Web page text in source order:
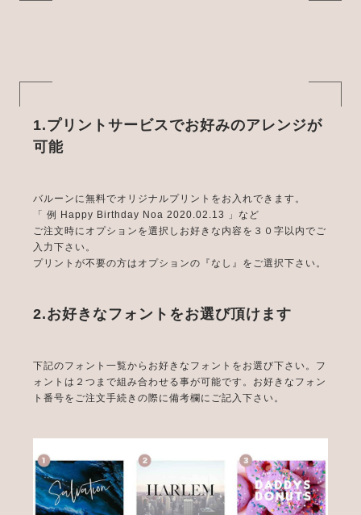
1.プリントサービスでお好みのアレンジが
可能
バルーンに無料でオリジナルプリントをお入れできます。
「 例 Happy Birthday Noa 2020.02.13 」など
ご注文時にオプションを選択しお好きな内容を３０字以内でご
入力下さい。
プリントが不要の方はオプションの『なし』をご選択下さい。
2.お好きなフォントをお選び頂けます
下記のフォント一覧からお好きなフォントをお選び下さい。フ
ォントは２つまで組み合わせる事が可能です。お好きなフォン
ト番号をご注文手続きの際に備考欄にご記入下さい。